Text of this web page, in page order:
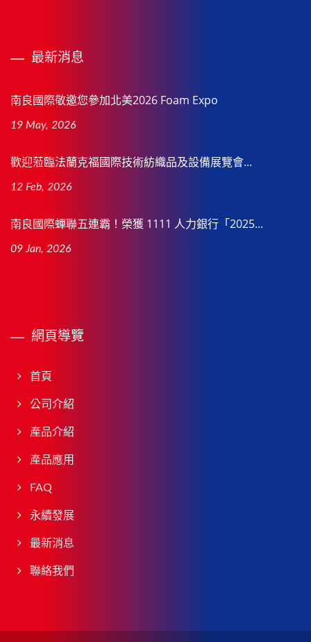
最新消息
南良國際敬邀您參加北美2026 Foam Expo
19 May, 2026
歡迎蒞臨法蘭克福國際技術紡織品及設備展覽會...
12 Feb, 2026
南良國際蟬聯五連霸！榮獲 1111 人力銀行「2025...
09 Jan, 2026
網頁導覽
首頁
公司介紹
產品介紹
產品應用
FAQ
永續發展
最新消息
聯絡我們